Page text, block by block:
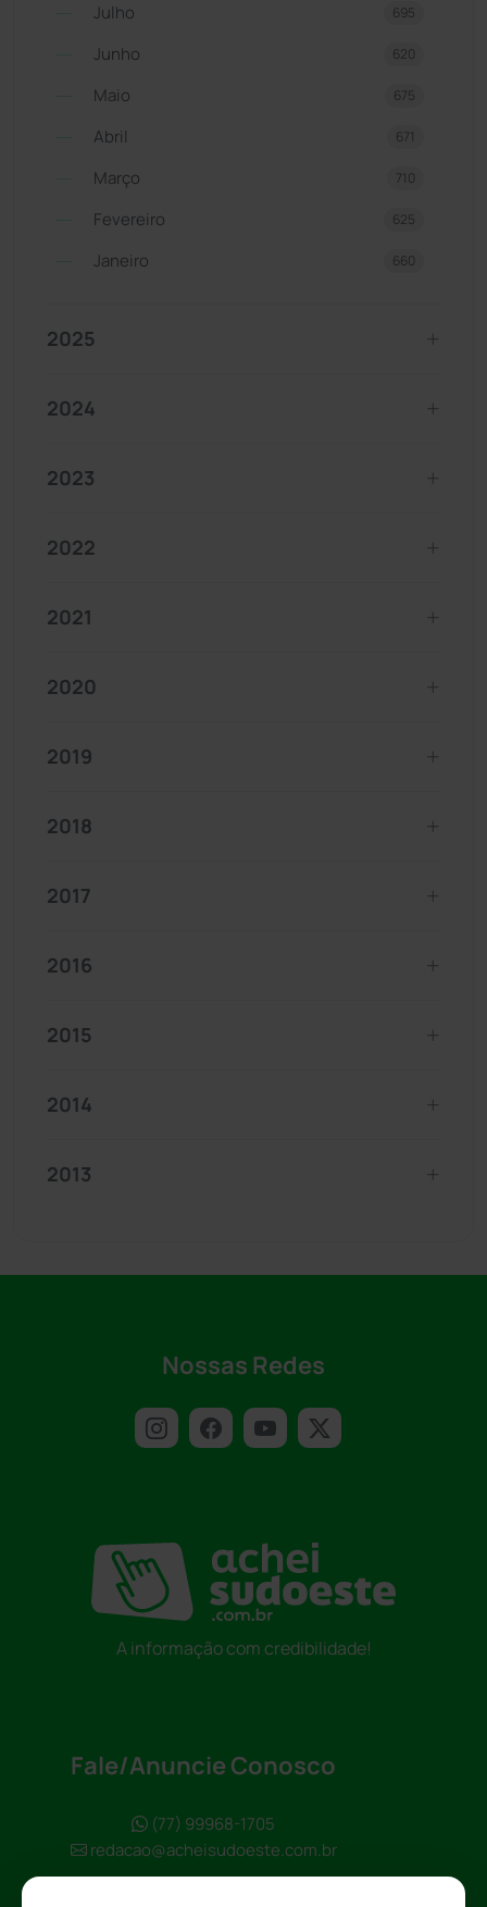
Julho 695
Junho 620
Maio 675
Abril 671
Março 710
Fevereiro 625
Janeiro 660
2025
2024
2023
2022
2021
2020
2019
2018
2017
2016
2015
2014
2013
Nossas Redes
A informação com credibilidade!
Fale/Anuncie Conosco
(77) 99968-1705
redacao@acheisudoeste.com.br